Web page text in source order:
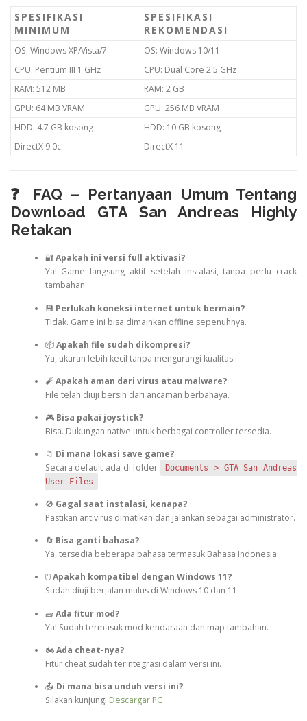
SPESIFIKASI
MINIMUM
SPESIFIKASI
REKOMENDASI
OS: Windows XP/Vista/7
OS: Windows 10/11
CPU: Pentium III 1 GHz
CPU: Dual Core 2.5 GHz
RAM: 512 MB
RAM: 2 GB
GPU: 64 MB VRAM
GPU: 256 MB VRAM
HDD: 4.7 GB kosong
HDD: 10 GB kosong
DirectX 9.0c
DirectX 11
❓ FAQ – Pertanyaan Umum Tentang
Download GTA San Andreas Highly
Retakan
🔐Apakah ini versi full aktivasi?
Ya! Game langsung aktif setelah instalasi, tanpa perlu crack
tambahan.
💾 Perlukah koneksi internet untuk bermain?
Tidak. Game ini bisa dimainkan offline sepenuhnya.
📦Apakah file sudah dikompresi?
Ya, ukuran lebih kecil tanpa mengurangi kualitas.
🧨Apakah aman dari virus atau malware?
File telah diuji bersih dari ancaman berbahaya.
🎮 Bisa pakai joystick?
Bisa. Dukungan native untuk berbagai controller tersedia.
📁 Di mana lokasi save game?
Secara default ada di folder
Documents > GTA San Andreas
User Files
.
🚫 Gagal saat instalasi, kenapa?
Pastikan antivirus dimatikan dan jalankan sebagai administrator.
🔄 Bisa ganti bahasa?
Ya, tersedia beberapa bahasa termasuk Bahasa Indonesia.
🖱️Apakah kompatibel dengan Windows 11?
Sudah diuji berjalan mulus di Windows 10 dan 11.
🧱Ada fitur mod?
Ya! Sudah termasuk mod kendaraan dan map tambahan.
🏍️Ada cheat-nya?
Fitur cheat sudah terintegrasi dalam versi ini.
📤 Di mana bisa unduh versi ini?
Silakan kunjungi Descargar PC